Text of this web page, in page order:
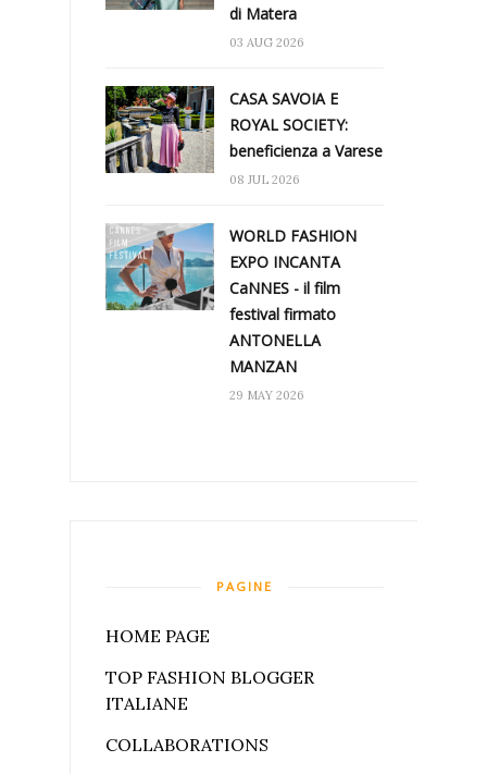
di Matera
03 AUG 2026
CASA SAVOIA E
ROYAL SOCIETY:
beneficienza a Varese
08 JUL 2026
WORLD FASHION
EXPO INCANTA
CaNNES - il film
festival firmato
ANTONELLA
MANZAN
29 MAY 2026
PAGINE
HOME PAGE
TOP FASHION BLOGGER
ITALIANE
COLLABORATIONS